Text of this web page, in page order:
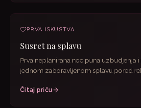
PRVA ISKUSTVA
Susret na splavu
Prva neplanirana noc puna uzbudjenja i
jednom zaboravljenom splavu pored
Čitaj priču